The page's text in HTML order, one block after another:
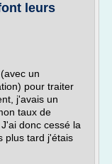
leurs
un
pour traiter
j'avais un
taux de
donc cessé la
plus tard j'étais